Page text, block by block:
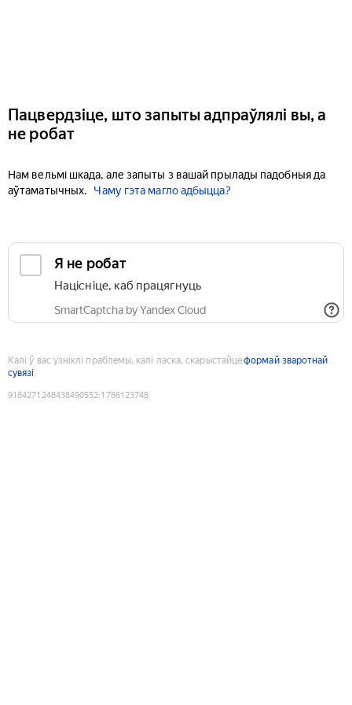
Пацвердзіце, што запыты адпраўлялі вы, а
не робат
Нам вельмі шкада, але запыты з вашай прылады падобныя да
аўтаматычных.
Чаму гэта магло адбыцца?
Я не робат
Націсніце, каб працягнуць
SmartCaptcha by Yandex Cloud
Калі ў вас узніклі праблемы, калі ласка, скарыстайцеформай зваротнай
сувязі
9184271248438490552:1786123748